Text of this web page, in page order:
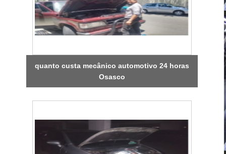
quanto custa mecânico automotivo 24 horas
Osasco